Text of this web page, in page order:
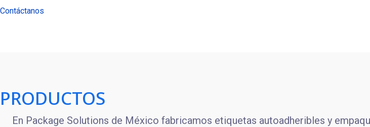
Contáctanos
PRODUCTOS
En Package Solutions de México fabricamos etiquetas autoadheribles y